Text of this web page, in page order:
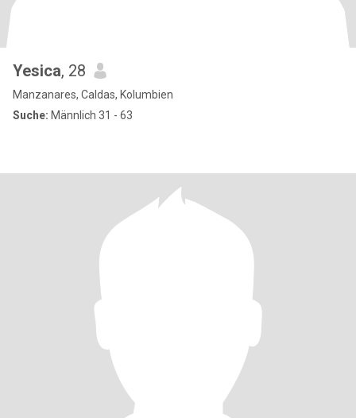
Yesica, 28
Manzanares, Caldas, Kolumbien
Suche: Männlich 31 - 63